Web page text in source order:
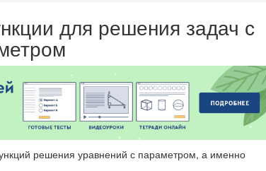
для решения задач с
решения уравнений с параметром, а именно